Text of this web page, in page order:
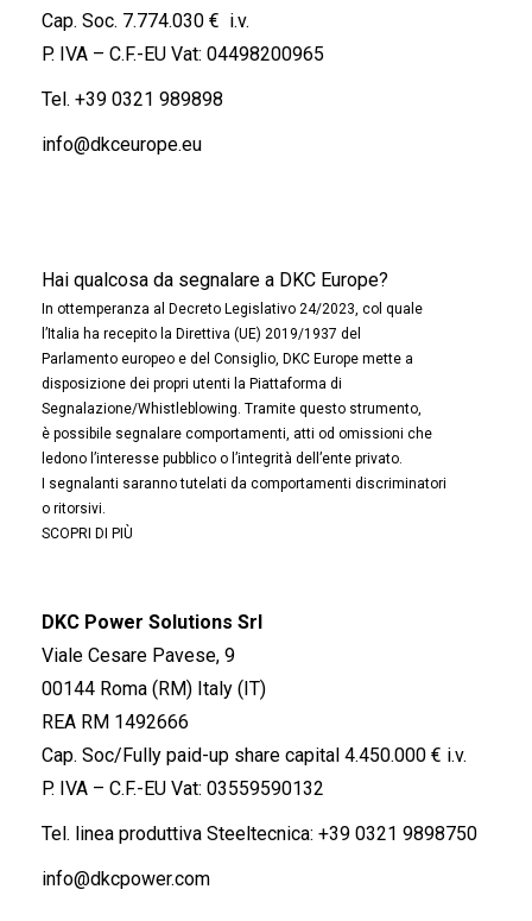
Cap. Soc. 7.774.030 € i.v.
P. IVA – C.F.-EU Vat: 04498200965
Tel. +39 0321 989898
info@dkceurope.eu
Hai qualcosa da segnalare a DKC Europe?
In ottemperanza al Decreto Legislativo 24/2023, col quale
l’Italia ha recepito la Direttiva (UE) 2019/1937 del
Parlamento europeo e del Consiglio, DKC Europe mette a
disposizione dei propri utenti la Piattaforma di
Segnalazione/Whistleblowing. Tramite questo strumento,
è possibile segnalare comportamenti, atti od omissioni che
ledono l’interesse pubblico o l’integrità dell’ente privato.
I segnalanti saranno tutelati da comportamenti discriminatori
o ritorsivi.
SCOPRI DI PIÙ
DKC Power Solutions Srl
Viale Cesare Pavese, 9
00144 Roma (RM) Italy (IT)
REA RM 1492666
Cap. Soc/Fully paid-up share capital 4.450.000 € i.v.
P. IVA – C.F.-EU Vat: 03559590132
Tel. linea produttiva Steeltecnica: +39 0321 9898750
info@dkcpower.com